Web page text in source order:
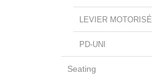
LEVIER MOTORISÉ
PD-UNI
Seating